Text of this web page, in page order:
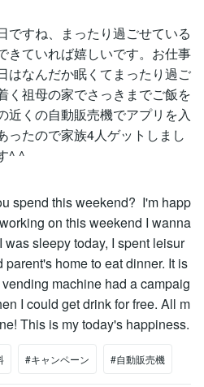
ですね、まったり過ごせている
きていれば嬉しいです。お仕事
はなんだか眠くてまったり過ご
く祖母の家でさっきまでご飯を
近くの自動販売機でアプリを入
ったので家族4人ゲットしまし
^ ^
spend this weekend? I'm happ
on this weekend I wanna
sleepy today, I spent leisur
home to eat dinner. It is
machine had a campaig
I could get drink for free. All m
This is my today's happiness.
#キャンペーン #自動販売機